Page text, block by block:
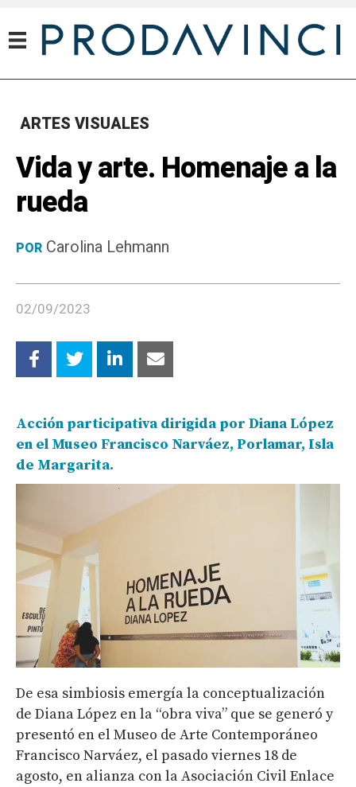
ARTES VISUALES
Vida y arte. Homenaje a la
rueda
POR Carolina Lehmann
02/09/2023
Acción participativa dirigida por Diana López
en el Museo Francisco Narváez, Porlamar, Isla
de Margarita.
De esa simbiosis emergía la conceptualización
de Diana López en la “obra viva” que se generó y
presentó en el Museo de Arte Contemporáneo
Francisco Narváez, el pasado viernes 18 de
agosto, en alianza con la Asociación Civil Enlace